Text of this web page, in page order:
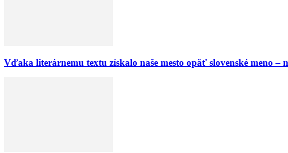
Vďaka literárnemu textu získalo naše mesto opäť slovenské meno